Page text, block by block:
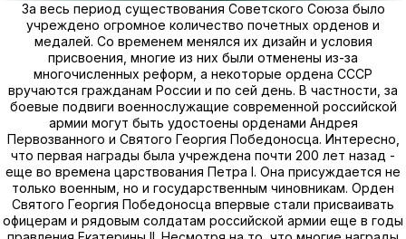
За весь период существования Советского Союза было
учреждено огромное количество почетных орденов и
медалей. Со временем менялся их дизайн и условия
присвоения, многие из них были отменены из-за
многочисленных реформ, а некоторые ордена СССР
вручаются гражданам России и по сей день. В частности, за
боевые подвиги военнослужащие современной российской
армии могут быть удостоены орденами Андрея
Первозванного и Святого Георгия Победоносца. Интересно,
что первая награды была учреждена почти 200 лет назад -
еще во времена царствования Петра I. Она присуждается не
только военным, но и государственным чиновникам. Орден
Святого Георгия Победоносца впервые стали присваивать
офицерам и рядовым солдатам российской армии еще в годы